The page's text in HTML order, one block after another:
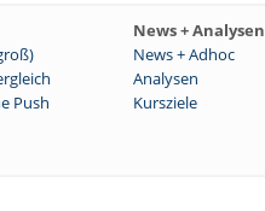
News + Analysen
News + Adhoc
Analysen
Push Kursziele